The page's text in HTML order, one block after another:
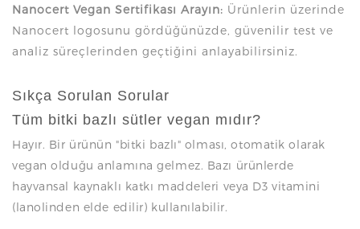
Nanocert Vegan Sertifikası Arayın: Ürünlerin üzerinde
Nanocert logosunu gördüğünüzde, güvenilir test ve
analiz süreçlerinden geçtiğini anlayabilirsiniz.
Sıkça Sorulan Sorular
Tüm bitki bazlı sütler vegan mıdır?
Hayır. Bir ürünün "bitki bazlı" olması, otomatik olarak
vegan olduğu anlamına gelmez. Bazı ürünlerde
hayvansal kaynaklı katkı maddeleri veya D3 vitamini
(lanolinden elde edilir) kullanılabilir.